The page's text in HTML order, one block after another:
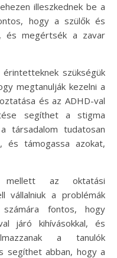
illeszkednek be a
hogy a szülők és
és megértsék a zavar
szükségük
megtanulják kezelni a
és az ADHD-val
segíthet a stigma
társadalom tudatosan
és támogassa azokat,
mellett az oktatási
vállalniuk a problémák
számára fontos, hogy
járó kihívásokkal, és
a tanulók
segíthet abban, hogy a